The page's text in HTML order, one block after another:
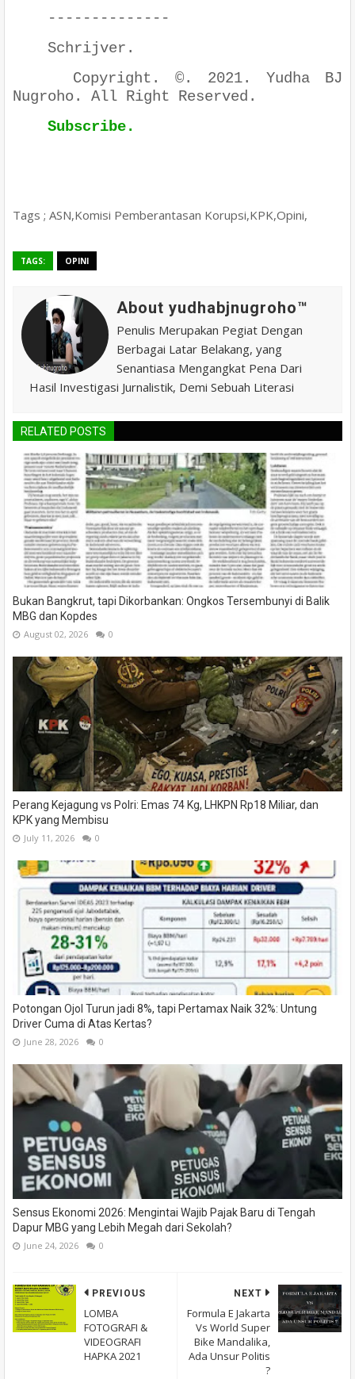
--------------
Schrijver.
Copyright. ©. 2021. Yudha BJ
Nugroho. All Right Reserved.
Subscribe.
Tags ; ASN,Komisi Pemberantasan Korupsi,KPK,Opini,
TAGS: OPINI
About yudhabjnugroho™️
Penulis Merupakan Pegiat Dengan
Berbagai Latar Belakang, yang
Senantiasa Mengangkat Pena Dari
Hasil Investigasi Jurnalistik, Demi Sebuah Literasi
RELATED POSTS
Bukan Bangkrut, tapi Dikorbankan: Ongkos Tersembunyi di Balik
MBG dan Kopdes
August 02, 2026 0
Perang Kejagung vs Polri: Emas 74 Kg, LHKPN Rp18 Miliar, dan
KPK yang Membisu
July 11, 2026 0
Potongan Ojol Turun jadi 8%, tapi Pertamax Naik 32%: Untung
Driver Cuma di Atas Kertas?
June 28, 2026 0
Sensus Ekonomi 2026: Mengintai Wajib Pajak Baru di Tengah
Dapur MBG yang Lebih Megah dari Sekolah?
June 24, 2026 0
NEXT
Formula E Jakarta
Vs World Super
Bike Mandalika,
Ada Unsur Politis
?
PREVIOUS
LOMBA
FOTOGRAFI &
VIDEOGRAFI
HAPKA 2021